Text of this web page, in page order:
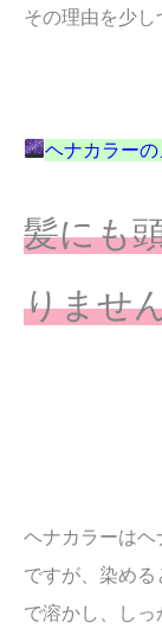
その理由を少
ヘナカラーの
髪にも
りませ
ヘナカラーは
ですが、染め
で溶かし、し